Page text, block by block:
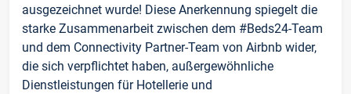
ausgezeichnet wurde! Diese Anerkennung spiegelt die
starke Zusammenarbeit zwischen dem #Beds24-Team
und dem Connectivity Partner-Team von Airbnb wider,
die sich verpflichtet haben, außergewöhnliche
Dienstleistungen für Hotellerie und